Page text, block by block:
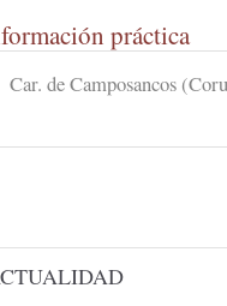
práctica
Car. de Camposancos